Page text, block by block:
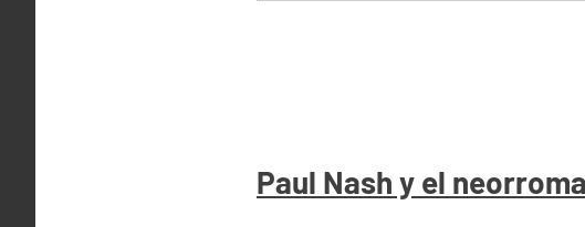
Paul Nash y el